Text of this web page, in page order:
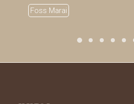
Foss Marai